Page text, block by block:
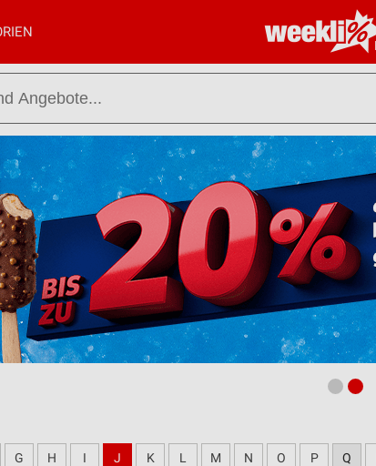
G H I J K L M N O P Q